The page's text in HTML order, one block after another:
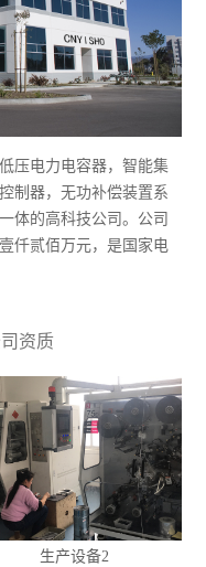
压电力电容器，智能集
制器，无功补偿装置系
体的高科技公司。公司
仟贰佰万元，是国家电
导品牌。公司拥有一只
能质量治理等电力自动
电容器、抗谐波型低压
变多功能智能配电箱和
使产品智能化，使服务贴
浙江、山东、内蒙古、上
资质
生产设备2